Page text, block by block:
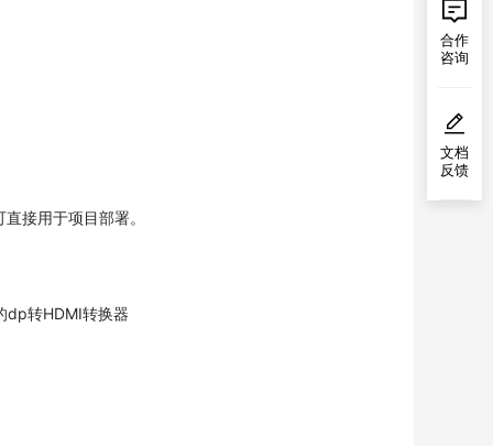
接用于项目部署。
dp转HDMI转换器
合作
咨询
文档
反馈